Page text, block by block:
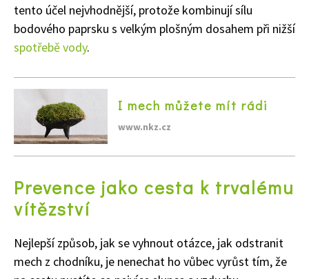
Naše krásná zahrada
tento účel nejvhodnější, protože kombinují sílu
bodového paprsku s velkým plošným dosahem při nižší
spotřebě vody.
I mech můžete mít rádi
www.nkz.cz
Prevence jako cesta k trvalému
vítězství
Nejlepší způsob, jak se vyhnout otázce, jak odstranit
mech z chodníku, je nenechat ho vůbec vyrůst tím, že